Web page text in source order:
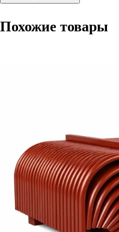
Похожие товары